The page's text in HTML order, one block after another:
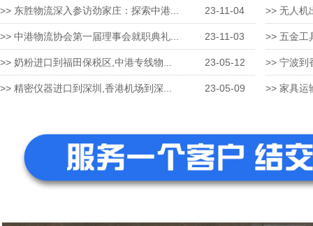
>> 东胜物流深入参访劲家庄：探索中港... 23-11-04
>> 中港物流协会第一届理事会就职典礼... 23-11-03
>> 奶粉进口到福田保税区,中港专线物... 23-05-12
>> 精密仪器进口到深圳,香港机场到深... 23-05-09
>> 无人机
>> 五金工
>> 宁波到
>> 家具运